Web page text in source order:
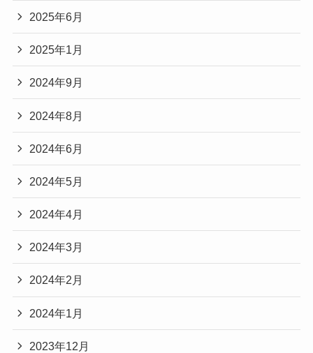
2025年6月
2025年1月
2024年9月
2024年8月
2024年6月
2024年5月
2024年4月
2024年3月
2024年2月
2024年1月
2023年12月